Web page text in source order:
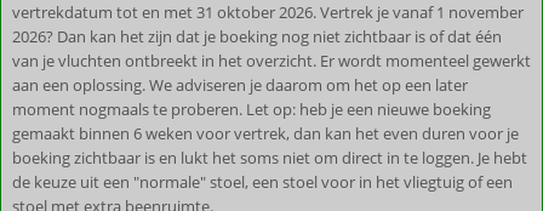
vertrekdatum tot en met 31 oktober 2026. Vertrek je vanaf 1 november
2026? Dan kan het zijn dat je boeking nog niet zichtbaar is of dat één
van je vluchten ontbreekt in het overzicht. Er wordt momenteel gewerkt
aan een oplossing. We adviseren je daarom om het op een later
moment nogmaals te proberen. Let op: heb je een nieuwe boeking
gemaakt binnen 6 weken voor vertrek, dan kan het even duren voor je
boeking zichtbaar is en lukt het soms niet om direct in te loggen. Je hebt
de keuze uit een "normale" stoel, een stoel voor in het vliegtuig of een
stoel met extra beenruimte.